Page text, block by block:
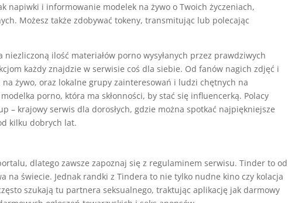
napiwki i informowanie modelek na żywo o Twoich życzeniach,
Możesz także zdobywać tokeny, transmitując lub polecając
ilość materiałów porno wysyłanych przez prawdziwych
każdy znajdzie w serwisie coś dla siebie. Od fanów nagich zdjęć i
żywo, oraz lokalne grupy zainteresowań i ludzi chętnych na
porno, która ma skłonności, by stać się influencerką. Polacy
– krajowy serwis dla dorosłych, gdzie można spotkać najpiękniejsze
kilku dobrych lat.
dlatego zawsze zapoznaj się z regulaminem serwisu. Tinder to od
na świecie. Jednak randki z Tindera to nie tylko nudne kino czy kolacja
szukają tu partnera seksualnego, traktując aplikację jak darmowy